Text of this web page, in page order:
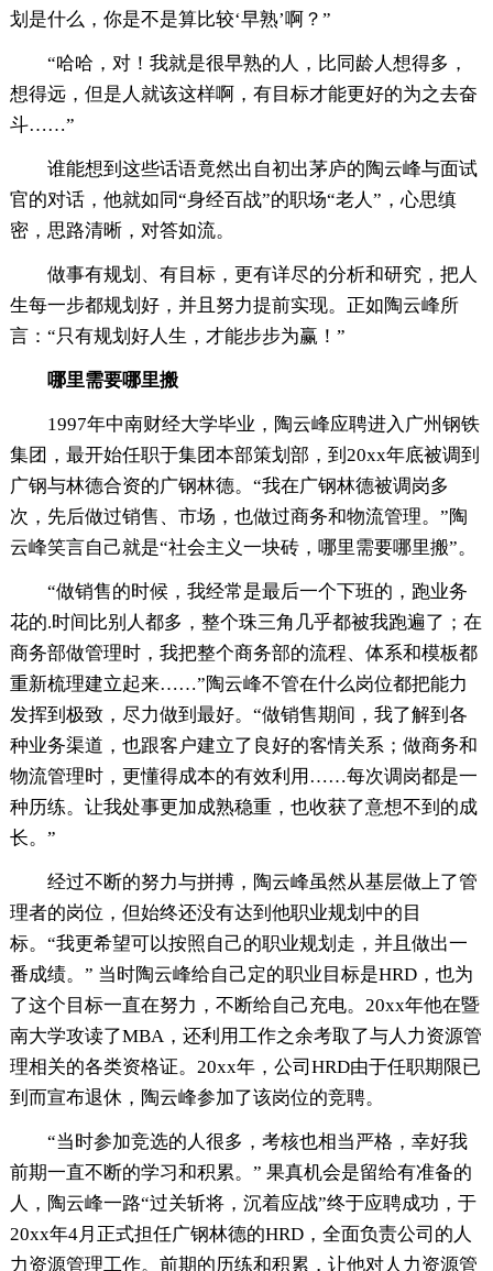
划是什么，你是不是算比较‘早熟’啊？”
“哈哈，对！我就是很早熟的人，比同龄人想得多，
想得远，但是人就该这样啊，有目标才能更好的为之去奋
斗……”
谁能想到这些话语竟然出自初出茅庐的陶云峰与面试
官的对话，他就如同“身经百战”的职场“老人”，心思缜
密，思路清晰，对答如流。
做事有规划、有目标，更有详尽的分析和研究，把人
生每一步都规划好，并且努力提前实现。正如陶云峰所
言：“只有规划好人生，才能步步为赢！”
哪里需要哪里搬
1997年中南财经大学毕业，陶云峰应聘进入广州钢铁
集团，最开始任职于集团本部策划部，到20xx年底被调到
广钢与林德合资的广钢林德。“我在广钢林德被调岗多
次，先后做过销售、市场，也做过商务和物流管理。”陶
云峰笑言自己就是“社会主义一块砖，哪里需要哪里搬”。
“做销售的时候，我经常是最后一个下班的，跑业务
花的.时间比别人都多，整个珠三角几乎都被我跑遍了；在
商务部做管理时，我把整个商务部的流程、体系和模板都
重新梳理建立起来……”陶云峰不管在什么岗位都把能力
发挥到极致，尽力做到最好。“做销售期间，我了解到各
种业务渠道，也跟客户建立了良好的客情关系；做商务和
物流管理时，更懂得成本的有效利用……每次调岗都是一
种历练。让我处事更加成熟稳重，也收获了意想不到的成
长。”
经过不断的努力与拼搏，陶云峰虽然从基层做上了管
理者的岗位，但始终还没有达到他职业规划中的目
标。“我更希望可以按照自己的职业规划走，并且做出一
番成绩。” 当时陶云峰给自己定的职业目标是HRD，也为
了这个目标一直在努力，不断给自己充电。20xx年他在暨
南大学攻读了MBA，还利用工作之余考取了与人力资源管
理相关的各类资格证。20xx年，公司HRD由于任职期限已
到而宣布退休，陶云峰参加了该岗位的竞聘。
“当时参加竞选的人很多，考核也相当严格，幸好我
前期一直不断的学习和积累。” 果真机会是留给有准备的
人，陶云峰一路“过关斩将，沉着应战”终于应聘成功，于
20xx年4月正式担任广钢林德的HRD，全面负责公司的人
力资源管理工作。前期的历练和积累，让他对人力资源管